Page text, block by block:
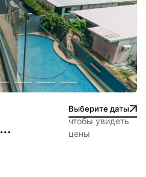
Выберите даты
чтобы увидеть
цены